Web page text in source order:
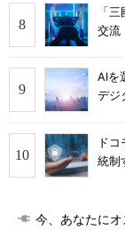
「
交流
AIを
デジ
ド
統制
今、あなたにオ